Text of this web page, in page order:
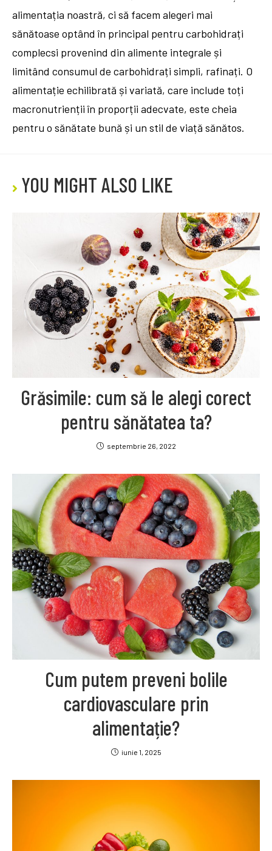
alimentația noastră, ci să facem alegeri mai
sănătoase optând în principal pentru carbohidrați
complecsi provenind din alimente integrale și
limitând consumul de carbohidrați simpli, rafinați. O
alimentație echilibrată și variată, care include toți
macronutrienții în proporții adecvate, este cheia
pentru o sănătate bună și un stil de viață sănătos.
YOU MIGHT ALSO LIKE
Grăsimile: cum să le alegi corect
pentru sănătatea ta?
septembrie 26, 2022
Cum putem preveni bolile
cardiovasculare prin
alimentație?
iunie 1, 2025